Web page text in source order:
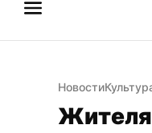
Новости